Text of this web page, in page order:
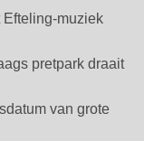
Efteling-muziek
pretpark draait
van grote